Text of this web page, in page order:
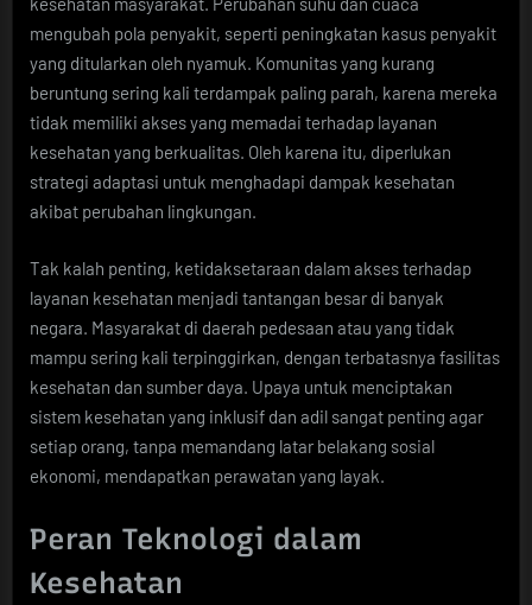
mengubah pola penyakit, seperti peningkatan kasus penyakit
yang ditularkan oleh nyamuk. Komunitas yang kurang
beruntung sering kali terdampak paling parah, karena mereka
tidak memiliki akses yang memadai terhadap layanan
kesehatan yang berkualitas. Oleh karena itu, diperlukan
strategi adaptasi untuk menghadapi dampak kesehatan
akibat perubahan lingkungan.
Tak kalah penting, ketidaksetaraan dalam akses terhadap
layanan kesehatan menjadi tantangan besar di banyak
negara. Masyarakat di daerah pedesaan atau yang tidak
mampu sering kali terpinggirkan, dengan terbatasnya fasilitas
kesehatan dan sumber daya. Upaya untuk menciptakan
sistem kesehatan yang inklusif dan adil sangat penting agar
setiap orang, tanpa memandang latar belakang sosial
ekonomi, mendapatkan perawatan yang layak.
Peran Teknologi dalam
Kesehatan